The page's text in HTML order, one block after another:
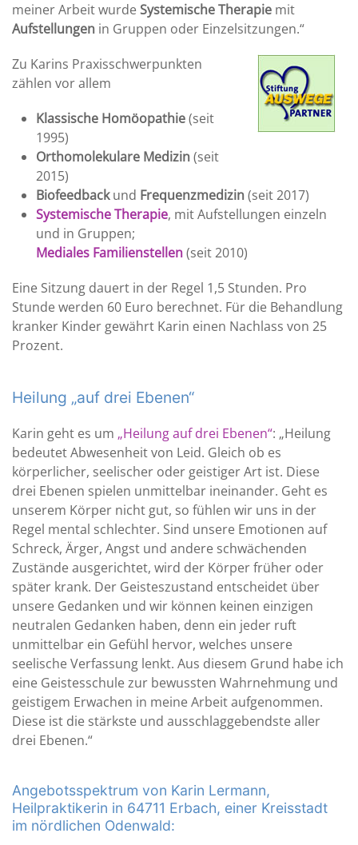
meiner Arbeit wurdeSystemische Therapie mit
Aufstellungen in Gruppen oder Einzelsitzungen.“
Zu Karins Praxisschwerpunkten
zählen vor allem
Klassische Homöopathie(seit
1995)
Orthomolekulare Medizin(seit
2015)
Biofeedbackund Frequenzmedizin(seit 2017)
Systemische Therapie, mit Aufstellungen einzeln
und in Gruppen;
Mediales Familienstellen(seit 2010)
Eine Sitzung dauert in der Regel 1,5 Stunden. Pro
Stunde werden 60 Euro berechnet. Für die Behandlung
kranker Kinder gewährt Karin einen Nachlass von 25
Prozent.
Heilung „auf drei Ebenen“
Karin geht es um „Heilung auf drei Ebenen“: „Heilung
bedeutet Abwesenheit von Leid. Gleich ob es
körperlicher, seelischer oder geistiger Art ist. Diese
drei Ebenen spielen unmittelbar ineinander. Geht es
unserem Körper nicht gut, so fühlen wir uns in der
Regel mental schlechter. Sind unsere Emotionen auf
Schreck, Ärger, Angst und andere schwächenden
Zustände ausgerichtet, wird der Körper früher oder
später krank. Der Geisteszustand entscheidet über
unsere Gedanken und wir können keinen einzigen
neutralen Gedanken haben, denn ein jeder ruft
unmittelbar ein Gefühl hervor, welches unsere
seelische Verfassung lenkt. Aus diesem Grund habe ich
eine Geistesschule zur bewussten Wahrnehmung und
geistigem Erwachen in meine Arbeit aufgenommen.
Diese ist die stärkste und ausschlaggebendste aller
drei Ebenen.“
Angebotsspektrum von Karin Lermann,
Heilpraktikerin in 64711 Erbach, einer Kreisstadt
im nördlichen Odenwald: